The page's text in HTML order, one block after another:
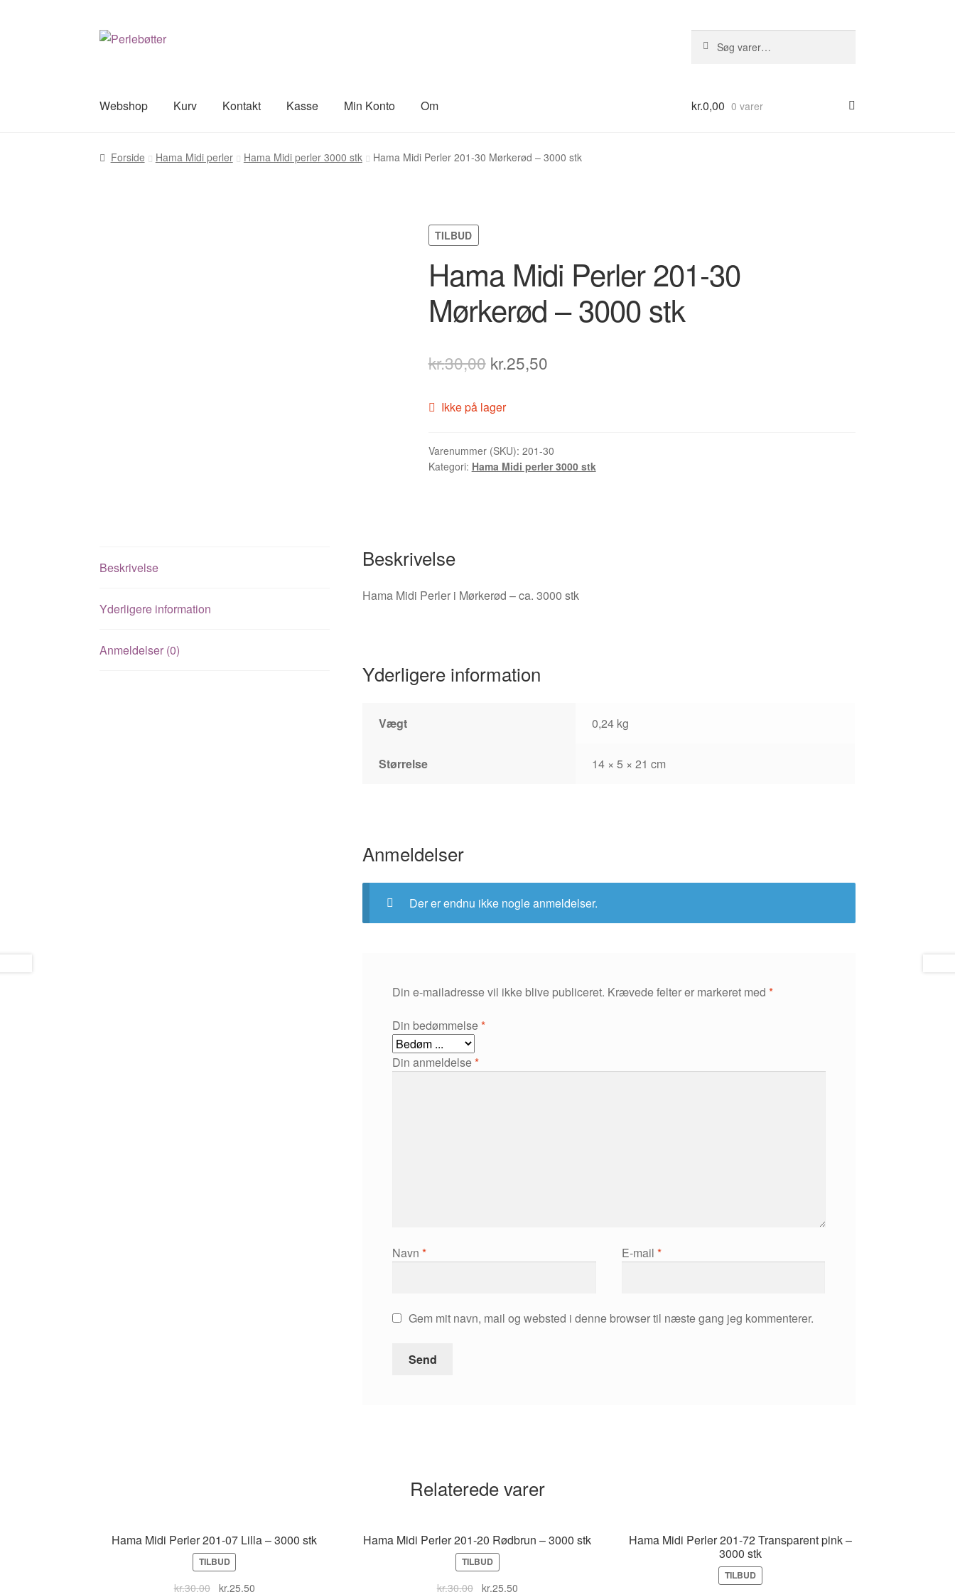
Spring
Spring
efter:
Webshop Kurv Kontakt Kasse Min Konto Om
ForsideKasse Kontakt Kurv Min Konto Om PERSONDATAPOLITIK HOS JULIE PEDERSEN
kr.0,00 0 varer
Forside Hama Midi perler Hama Midi perler 3000 stk Hama Midi Perler 201-30 Mørkerød – 3000 stk
TILBUD
Hama Midi Perler 201-30
Mørkerød – 3000 stk
kr.30,00 Original
was:
kr.25,50Current
Ikke på lager
Varenummer (SKU): 201-30
Kategori: Hama Midi perler 3000 stk
Beskrivelse
Yderligere information
Anmeldelser (0)
Beskrivelse
Hama Midi Perler i Mørkerød – ca. 3000 stk
Yderligere information
Vægt 0,24 kg
Størrelse 14 × 5 × 21 cm
Anmeldelser
Der er endnu ikke nogle anmeldelser.
Din e-mailadresse vil ikke blive publiceret. Krævede felter er markeret med *
Din bedømmelse*
Din anmeldelse*
Navn * E-mail *
Gem mit navn, mail og websted i denne browser til næste gang jeg kommenterer.
Relaterede varer
Hama Midi Perler 201-07 Lilla – 3000 stk
TILBUD
kr.30,00 Original
kr.25,50
Hama Midi Perler 201-20 Rødbrun – 3000 stk
TILBUD
kr.30,00 Original
kr.25,50
Hama Midi Perler 201-72 Transparent pink –
3000 stk
TILBUD